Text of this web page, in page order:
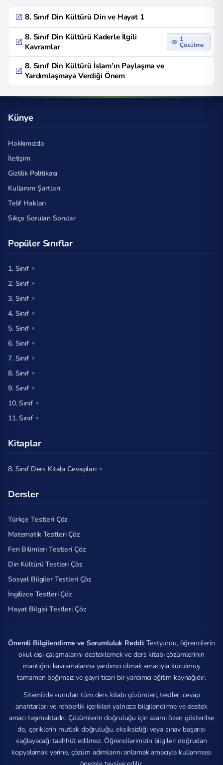
8. Sınıf Din Kültürü Din ve Hayat 1
8. Sınıf Din Kültürü Kaderle İlgili
Kavramlar
1
Çözülme
8. Sınıf Din Kültürü İslam’ın Paylaşma ve
Yardımlaşmaya Verdiği Önem
Künye
Hakkımızda
İletişim
Gizlilik Politikası
Kullanım Şartları
Telif Hakları
Sıkça Sorulan Sorular
Popüler Sınıflar
1. Sınıf
2. Sınıf
3. Sınıf
4. Sınıf
5. Sınıf
6. Sınıf
7. Sınıf
8. Sınıf
9. Sınıf
10. Sınıf
11. Sınıf
Kitaplar
8. Sınıf Ders Kitabı Cevapları
Dersler
Türkçe Testleri Çöz
Matematik Testleri Çöz
Fen Bilimleri Testleri Çöz
Din Kültürü Testleri Çöz
Sosyal Bilgiler Testleri Çöz
İngilizce Testleri Çöz
Hayat Bilgisi Testleri Çöz
Önemli Bilgilendirme ve Sorumluluk Reddi: Testyurdu, öğrencilerin
okul dışı çalışmalarını desteklemek ve ders kitabı çözümlerinin
mantığını kavramalarına yardımcı olmak amacıyla kurulmuş
tamamen bağımsız ve gayri ticari bir yardımcı eğitim kaynağıdır.
Sitemizde sunulan tüm ders kitabı çözümleri, testler, cevap
anahtarları ve rehberlik içerikleri yalnızca bilgilendirme ve destek
amacı taşımaktadır. Çözümlerin doğruluğu için azami özen gösterilse
de, içeriklerin mutlak doğruluğu, eksiksizliği veya sınav başarısı
sağlayacağı taahhüt edilmez. Öğrencilerimizin bilgileri doğrudan
kopyalamak yerine, çözüm adımlarını anlamak amacıyla kullanması